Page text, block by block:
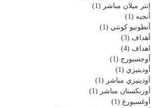
إنتر ميلان مباشر (1)
أنجيه (1)
أنطونيو كونتي (1)
أهداف (3)
اهداف (4)
أوجسبورج (1)
أودينيزي (1)
أودينيزي مباشر (1)
أوزبكستان مباشر (1)
أوغسبورغ (1)